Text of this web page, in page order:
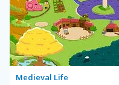
Medieval Life